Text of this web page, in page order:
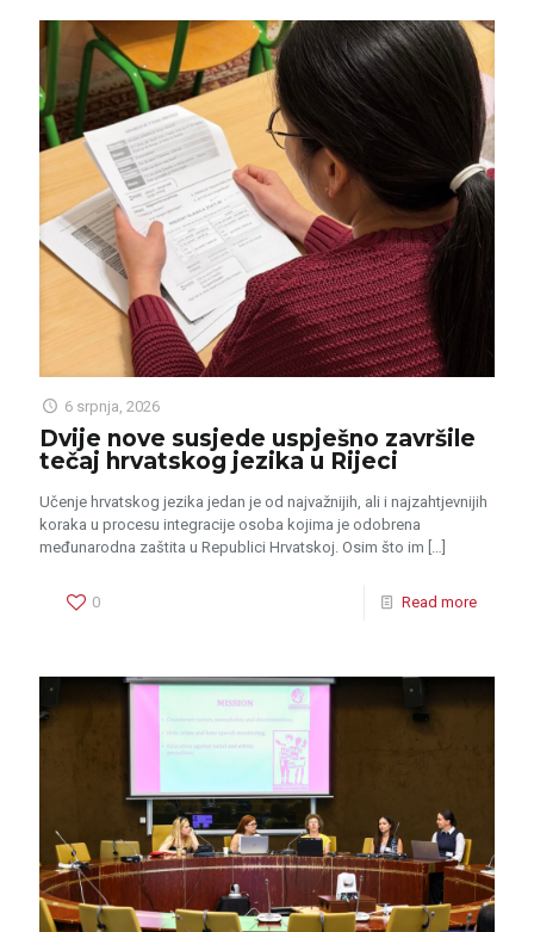
6 srpnja, 2026
Dvije nove susjede uspješno završile
tečaj hrvatskog jezika u Rijeci
Učenje hrvatskog jezika jedan je od najvažnijih, ali i najzahtjevnijih
koraka u procesu integracije osoba kojima je odobrena
međunarodna zaštita u Republici Hrvatskoj. Osim što im […]
0 Read more